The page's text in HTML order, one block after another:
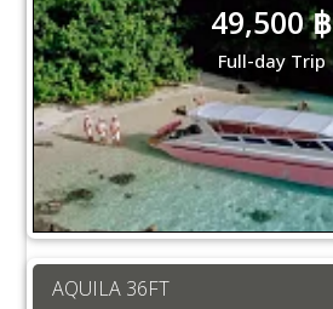
49,500 ฿
Full-day Trip
AQUILA 36FT